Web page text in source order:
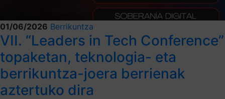
01/06/2026 Berrikuntza
VII. “Leaders in Tech Conference”
topaketan, teknologia- eta
berrikuntza-joera berrienak
aztertuko dira